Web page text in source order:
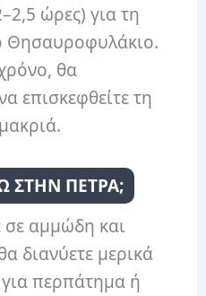
ώρες) για τη
Θησαυροφυλάκιο.
θα
επισκεφθείτε τη
ΣΤΗΝ ΠΕΤΡΑ;
αμμώδη και
διανύετε μερικά
περπάτημα ή